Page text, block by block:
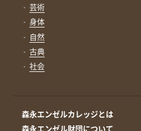
芸術
身体
自然
古典
社会
森永エンゼルカレッジとは
森永エンゼル財団について